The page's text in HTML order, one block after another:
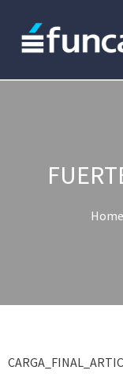
Home